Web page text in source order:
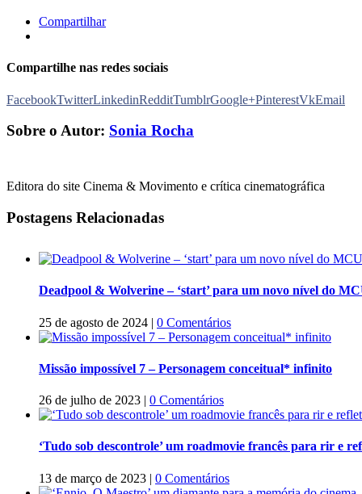
Compartilhar
Compartilhe nas redes sociais
FacebookTwitterLinkedinRedditTumblrGoogle+PinterestVkEmail
Sobre o Autor: Sonia Rocha
Editora do site Cinema & Movimento e crítica cinematográfica
Postagens Relacionadas
Deadpool & Wolverine – ‘start’ para um novo nível do
25 de agosto de 2024 | 0 Comentários
Missão impossível 7 – Personagem conceitual* infinito
26 de julho de 2023 | 0 Comentários
‘Tudo sob descontrole’ um roadmovie francês para rir e
13 de março de 2023 | 0 Comentários